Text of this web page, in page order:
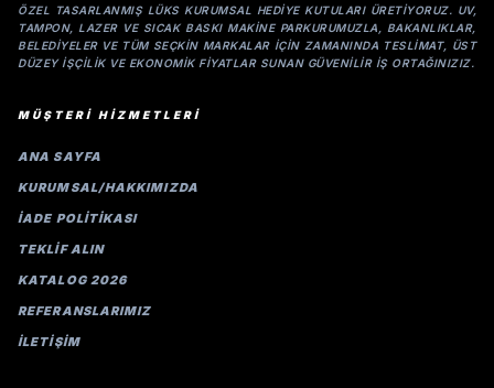
ÖZEL TASARLANMIŞ LÜKS KURUMSAL HEDIYE KUTULARI ÜRETIYORUZ. UV,
TAMPON, LAZER VE SICAK BASKI MAKINE PARKURUMUZLA, BAKANLIKLAR,
BELEDIYELER VE TÜM SEÇKIN MARKALAR IÇIN ZAMANINDA TESLIMAT, ÜST
DÜZEY IŞÇILIK VE EKONOMIK FIYATLAR SUNAN GÜVENILIR IŞ ORTAĞINIZIZ.
MÜŞTERİ HİZMETLERİ
ANA SAYFA
KURUMSAL/HAKKIMIZDA
İADE POLİTİKASI
TEKLİF ALIN
KATALOG 2026
REFERANSLARIMIZ
İLETIŞIM